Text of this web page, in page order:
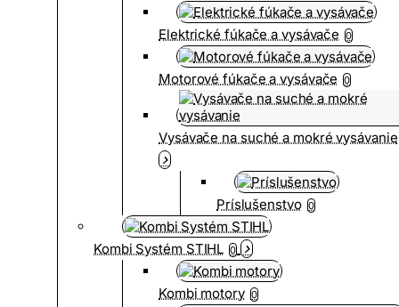
Elektrické fúkače a vysávače 0
Motorové fúkače a vysávače 0
Vysávače na suché a mokré vysávanie
Príslušenstvo 0
Kombi Systém STIHL 0
Kombi motory 0